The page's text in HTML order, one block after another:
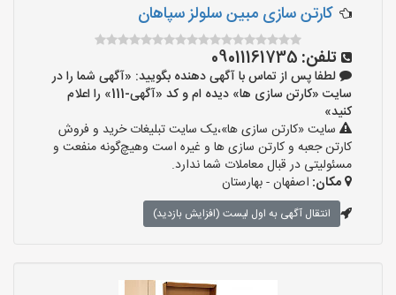
کارتن سازی مبین سلولز سپاهان
تلفن: 09011161735
لطفا پس از تماس با آگهی دهنده بگویید: «آگهی شما را در
سایت «کارتن سازی ها» دیده ام و کد «آگهی-111» را اعلام
کنید»
سایت «کارتن سازی ها»،یک سایت تبلیغات خرید و فروش
کارتن جعبه و کارتن سازی ها و غیره است وهیچ‌گونه منفعت و
مسئولیتی در قبال معاملات شما ندارد.
مکان: اصفهان - بهارستان
انتقال آگهی به اول لیست (افزایش بازدید)